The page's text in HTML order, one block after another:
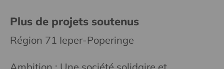
Plus de projets soutenus
Région 71 Ieper-Poperinge